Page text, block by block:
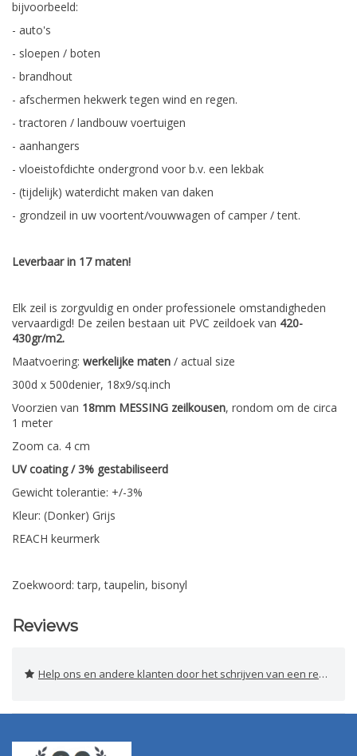
bijvoorbeeld:
- auto's
- sloepen / boten
- brandhout
- afschermen hekwerk tegen wind en regen.
- tractoren / landbouw voertuigen
- aanhangers
- vloeistofdichte ondergrond voor b.v. een lekbak
- (tijdelijk) waterdicht maken van daken
- grondzeil in uw voortent/vouwwagen of camper / tent.
Leverbaar in 17 maten!
Elk zeil is zorgvuldig en onder professionele omstandigheden
vervaardigd! De zeilen bestaan uit PVC zeildoek van 420-
430gr/m2.
Maatvoering: werkelijke maten / actual size
300d x 500denier, 18x9/sq.inch
Voorzien van 18mm MESSING zeilkousen, rondom om de circa
1 meter
Zoom ca. 4 cm
UV coating / 3% gestabiliseerd
Gewicht tolerantie: +/-3%
Kleur: (Donker) Grijs
REACH keurmerk
Zoekwoord: tarp, taupelin, bisonyl
Reviews
Help ons en andere klanten door het schrijven van een review